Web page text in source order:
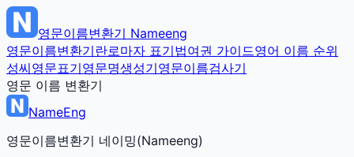
영문이름변환기 Nameeng
영문이름변환기란로마자 표기법여권 가이드영어 이름 순위
성씨영문표기영문명생성기영문이름검사기
영문 이름 변환기
NameEng
영문이름변환기 네이밍(Nameeng)